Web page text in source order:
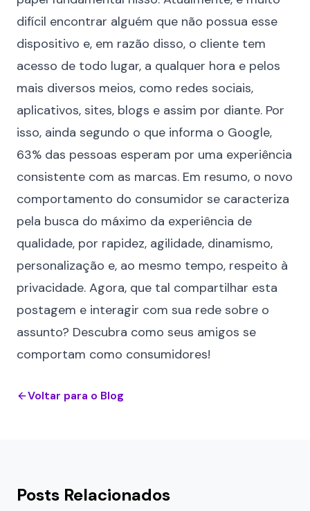
difícil encontrar alguém que não possua esse
dispositivo e, em razão disso, o cliente tem
acesso de todo lugar, a qualquer hora e pelos
mais diversos meios, como redes sociais,
aplicativos, sites, blogs e assim por diante. Por
isso, ainda segundo o que informa o Google,
63% das pessoas esperam por uma experiência
consistente com as marcas. Em resumo, o novo
comportamento do consumidor se caracteriza
pela busca do máximo da experiência de
qualidade, por rapidez, agilidade, dinamismo,
personalização e, ao mesmo tempo, respeito à
privacidade. Agora, que tal compartilhar esta
postagem e interagir com sua rede sobre o
assunto? Descubra como seus amigos se
comportam como consumidores!
Voltar para o Blog
Posts Relacionados